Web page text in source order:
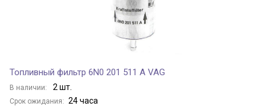
Топливный фильтр 6N0 201 511 A VAG
В наличии: 2 шт.
Срок ожидания: 24 часа